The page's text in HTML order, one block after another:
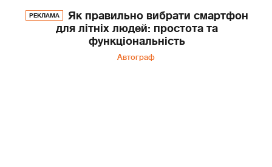
РЕКЛАМА
Як правильно вибрати смартфон
для літніх людей: простота та
функціональність
Автограф